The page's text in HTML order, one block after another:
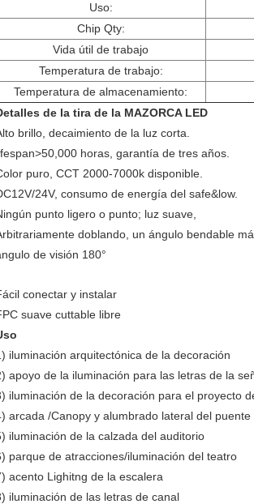
Uso:
Chip Qty:
Vida útil de trabajo
Temperatura de trabajo:
Temperatura de almacenamiento:
de la tira de la MAZORCA LED
brillo, decaimiento de la luz corta.
horas, garantía de tres años.
puro, CCT 2000-7000k disponible.
24V, consumo de energía del safe&low.
punto ligero o punto; luz suave,
doblando, un ángulo bendable
de visión 180°
conectar y instalar
suave cuttable libre
iluminación arquitectónica de la decoración
apoyo de la iluminación para las letras de la
iluminación de la decoración para el proyecto
arcada /Canopy y alumbrado lateral del puente
iluminación de la calzada del auditorio
parque de atracciones/iluminación del teatro
acento Lighitng de la escalera
iluminación de las letras de canal